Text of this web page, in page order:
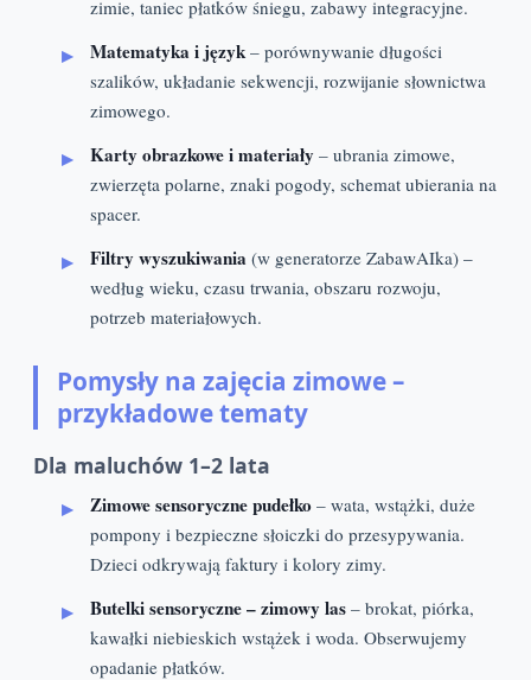
zimie, taniec płatków śniegu, zabawy integracyjne.
Matematyka i język – porównywanie długości
szalików, układanie sekwencji, rozwijanie słownictwa
zimowego.
Karty obrazkowe i materiały – ubrania zimowe,
zwierzęta polarne, znaki pogody, schemat ubierania na
spacer.
Filtry wyszukiwania (w generatorze ZabawAIka) –
według wieku, czasu trwania, obszaru rozwoju,
potrzeb materiałowych.
Pomysły na zajęcia zimowe –
przykładowe tematy
Dla maluchów 1–2 lata
Zimowe sensoryczne pudełko – wata, wstążki, duże
pompony i bezpieczne słoiczki do przesypywania.
Dzieci odkrywają faktury i kolory zimy.
Butelki sensoryczne – zimowy las – brokat, piórka,
kawałki niebieskich wstążek i woda. Obserwujemy
opadanie płatków.